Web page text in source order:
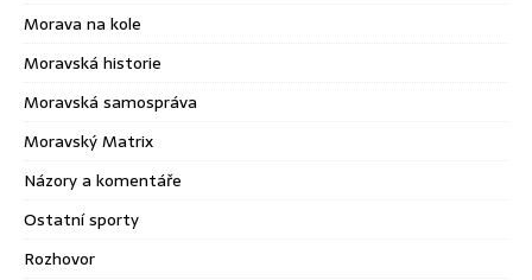
Morava na kole
Moravská historie
Moravská samospráva
Moravský Matrix
Názory a komentáře
Ostatní sporty
Rozhovor